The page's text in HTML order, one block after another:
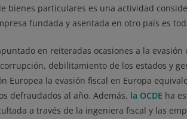
bienes particulares es una actividad
fundada y asentada en otro país es
en reiteradas ocasiones a la
debilitamiento de los estados y
Europea la evasión fiscal en Europa
defraudados al año. Además, la OCDE ha
a través de la ingeniera fiscal y las